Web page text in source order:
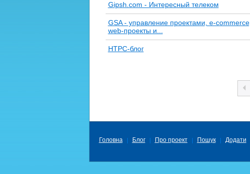
Gipsh.com - Интересный телеком
GSA - управление проектами, e-commerce,
web-проекты и...
HTPC-блог
Головна Блог Про проект Пошук Додати